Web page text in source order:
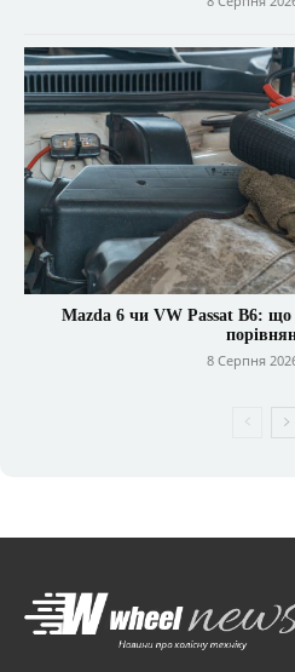
Mazda 6 чи VW Passat B6: що
8 Серпня